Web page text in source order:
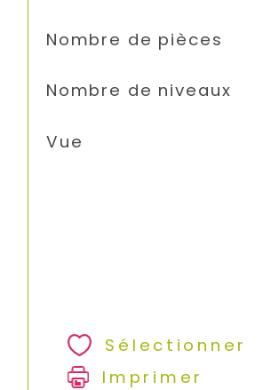
Nombre de pièces
Nombre de niveaux
Vue
Sélectionner
Imprimer